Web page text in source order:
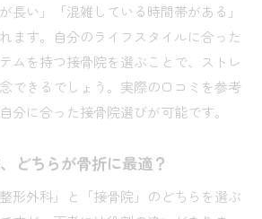
長い」「混雑している時間帯がある」
ます。自分のライフスタイルに合った
ムを持つ接骨院を選ぶことで、ストレ
できるでしょう。実際の口コミを参考
分に合った接骨院選びが可能です。
どちらが骨折に最適？
形外科」と「接骨院」のどちらを選ぶ